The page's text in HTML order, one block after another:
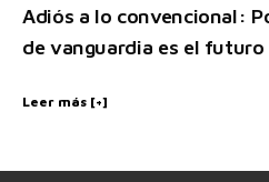
Adiós a lo convencional:
de vanguardia es el futuro
Leer más [+]